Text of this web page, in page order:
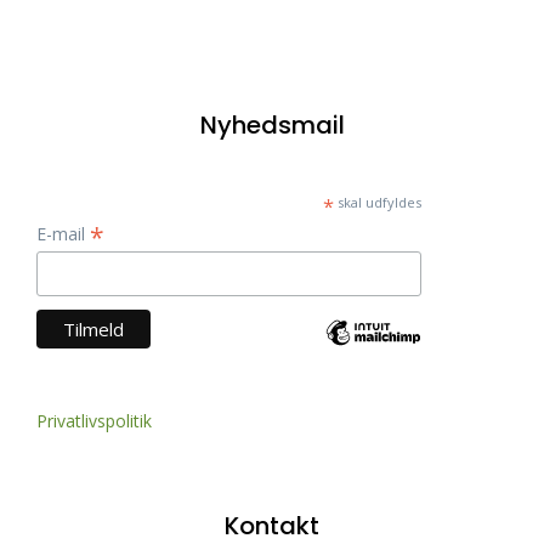
Nyhedsmail
*skal udfyldes
E-mail *
Privatlivspolitik
Kontakt